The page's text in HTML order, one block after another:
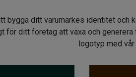
bygga ditt varumärkes identitet och
för ditt företag att växa och
logotyp med